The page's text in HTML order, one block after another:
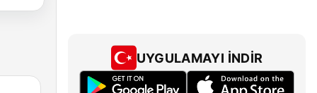
UYGULAMAYI İNDIR